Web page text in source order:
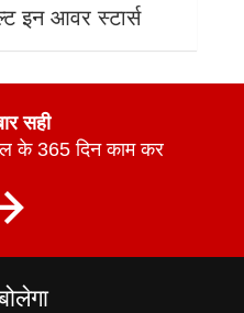
इन आवर स्टार्स
सही
के 365 दिन काम कर